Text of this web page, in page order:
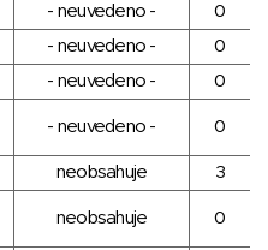
- neuvedeno -
0
- neuvedeno -
0
- neuvedeno -
0
- neuvedeno - 0
neobsahuje
3
neobsahuje 0